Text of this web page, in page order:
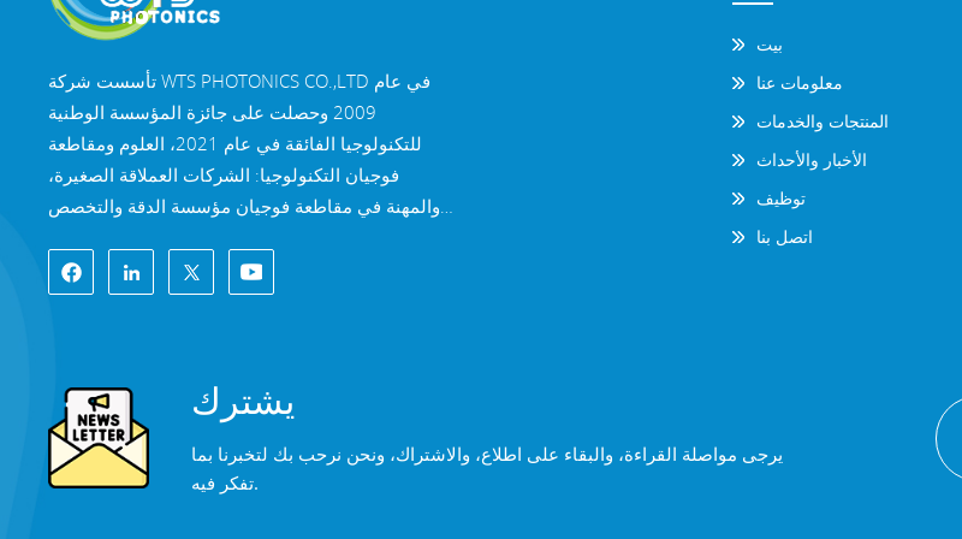
تأسست شركة WTS PHOTONICS CO.,LTD في عام
2009 وحصلت على جائزة المؤسسة الوطنية
للتكنولوجيا الفائقة في عام 2021، العلوم ومقاطعة
فوجيان التكنولوجيا: الشركات العملاقة الصغيرة،
والمهنة في مقاطعة فوجيان مؤسسة الدقة والتخصص
الساحلية الجميلة الواقعة في جنوب شرق الصين، وهي
مدينة بصرية شهيرة. تمتلك شركة WTS 11000 متر
نظام الطلاء، ونظام التجميع، ونظام مراقبة الجودة.
توفر WTS العملاء مع حلول شاملة للبحث والتطوير
والتصميم والتصنيع المكونات البصرية عالية الدقة،
عدسات التصوير البصري عالية الدقة، ومكونات الليزر
بيت
معلومات عنا
المنتجات والخدمات
الأخبار والأحداث
توظيف
اتصل بنا
يشترك
يرجى مواصلة القراءة، والبقاء على اطلاع، والاشتراك، ونحن نرحب بك لتخبرنا بما
تفكر فيه.